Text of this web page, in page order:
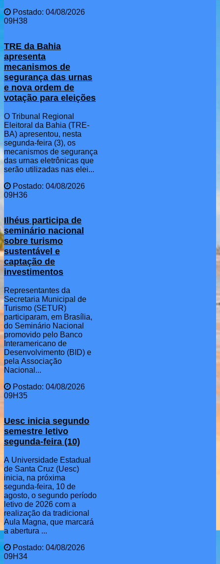
Postado: 04/08/2026
09H38
TRE da Bahia
apresenta
mecanismos de
segurança das urnas
e nova ordem de
votação para eleições
O Tribunal Regional
Eleitoral da Bahia (TRE-
BA) apresentou, nesta
segunda-feira (3), os
mecanismos de segurança
das urnas eletrônicas que
serão utilizadas nas elei...
Postado: 04/08/2026
09H36
Ilhéus participa de
seminário nacional
sobre turismo
sustentável e
captação de
investimentos
Representantes da
Secretaria Municipal de
Turismo (SETUR)
participaram, em Brasília,
do Seminário Nacional
promovido pelo Banco
Interamericano de
Desenvolvimento (BID) e
pela Associação
Nacional...
Postado: 04/08/2026
09H35
Uesc inicia segundo
semestre letivo
segunda-feira (10)
A Universidade Estadual
de Santa Cruz (Uesc)
inicia, na próxima
segunda-feira, 10 de
agosto, o segundo período
letivo de 2026 com a
realização da tradicional
Aula Magna, que marcará
a abertura ...
Postado: 04/08/2026
09H34